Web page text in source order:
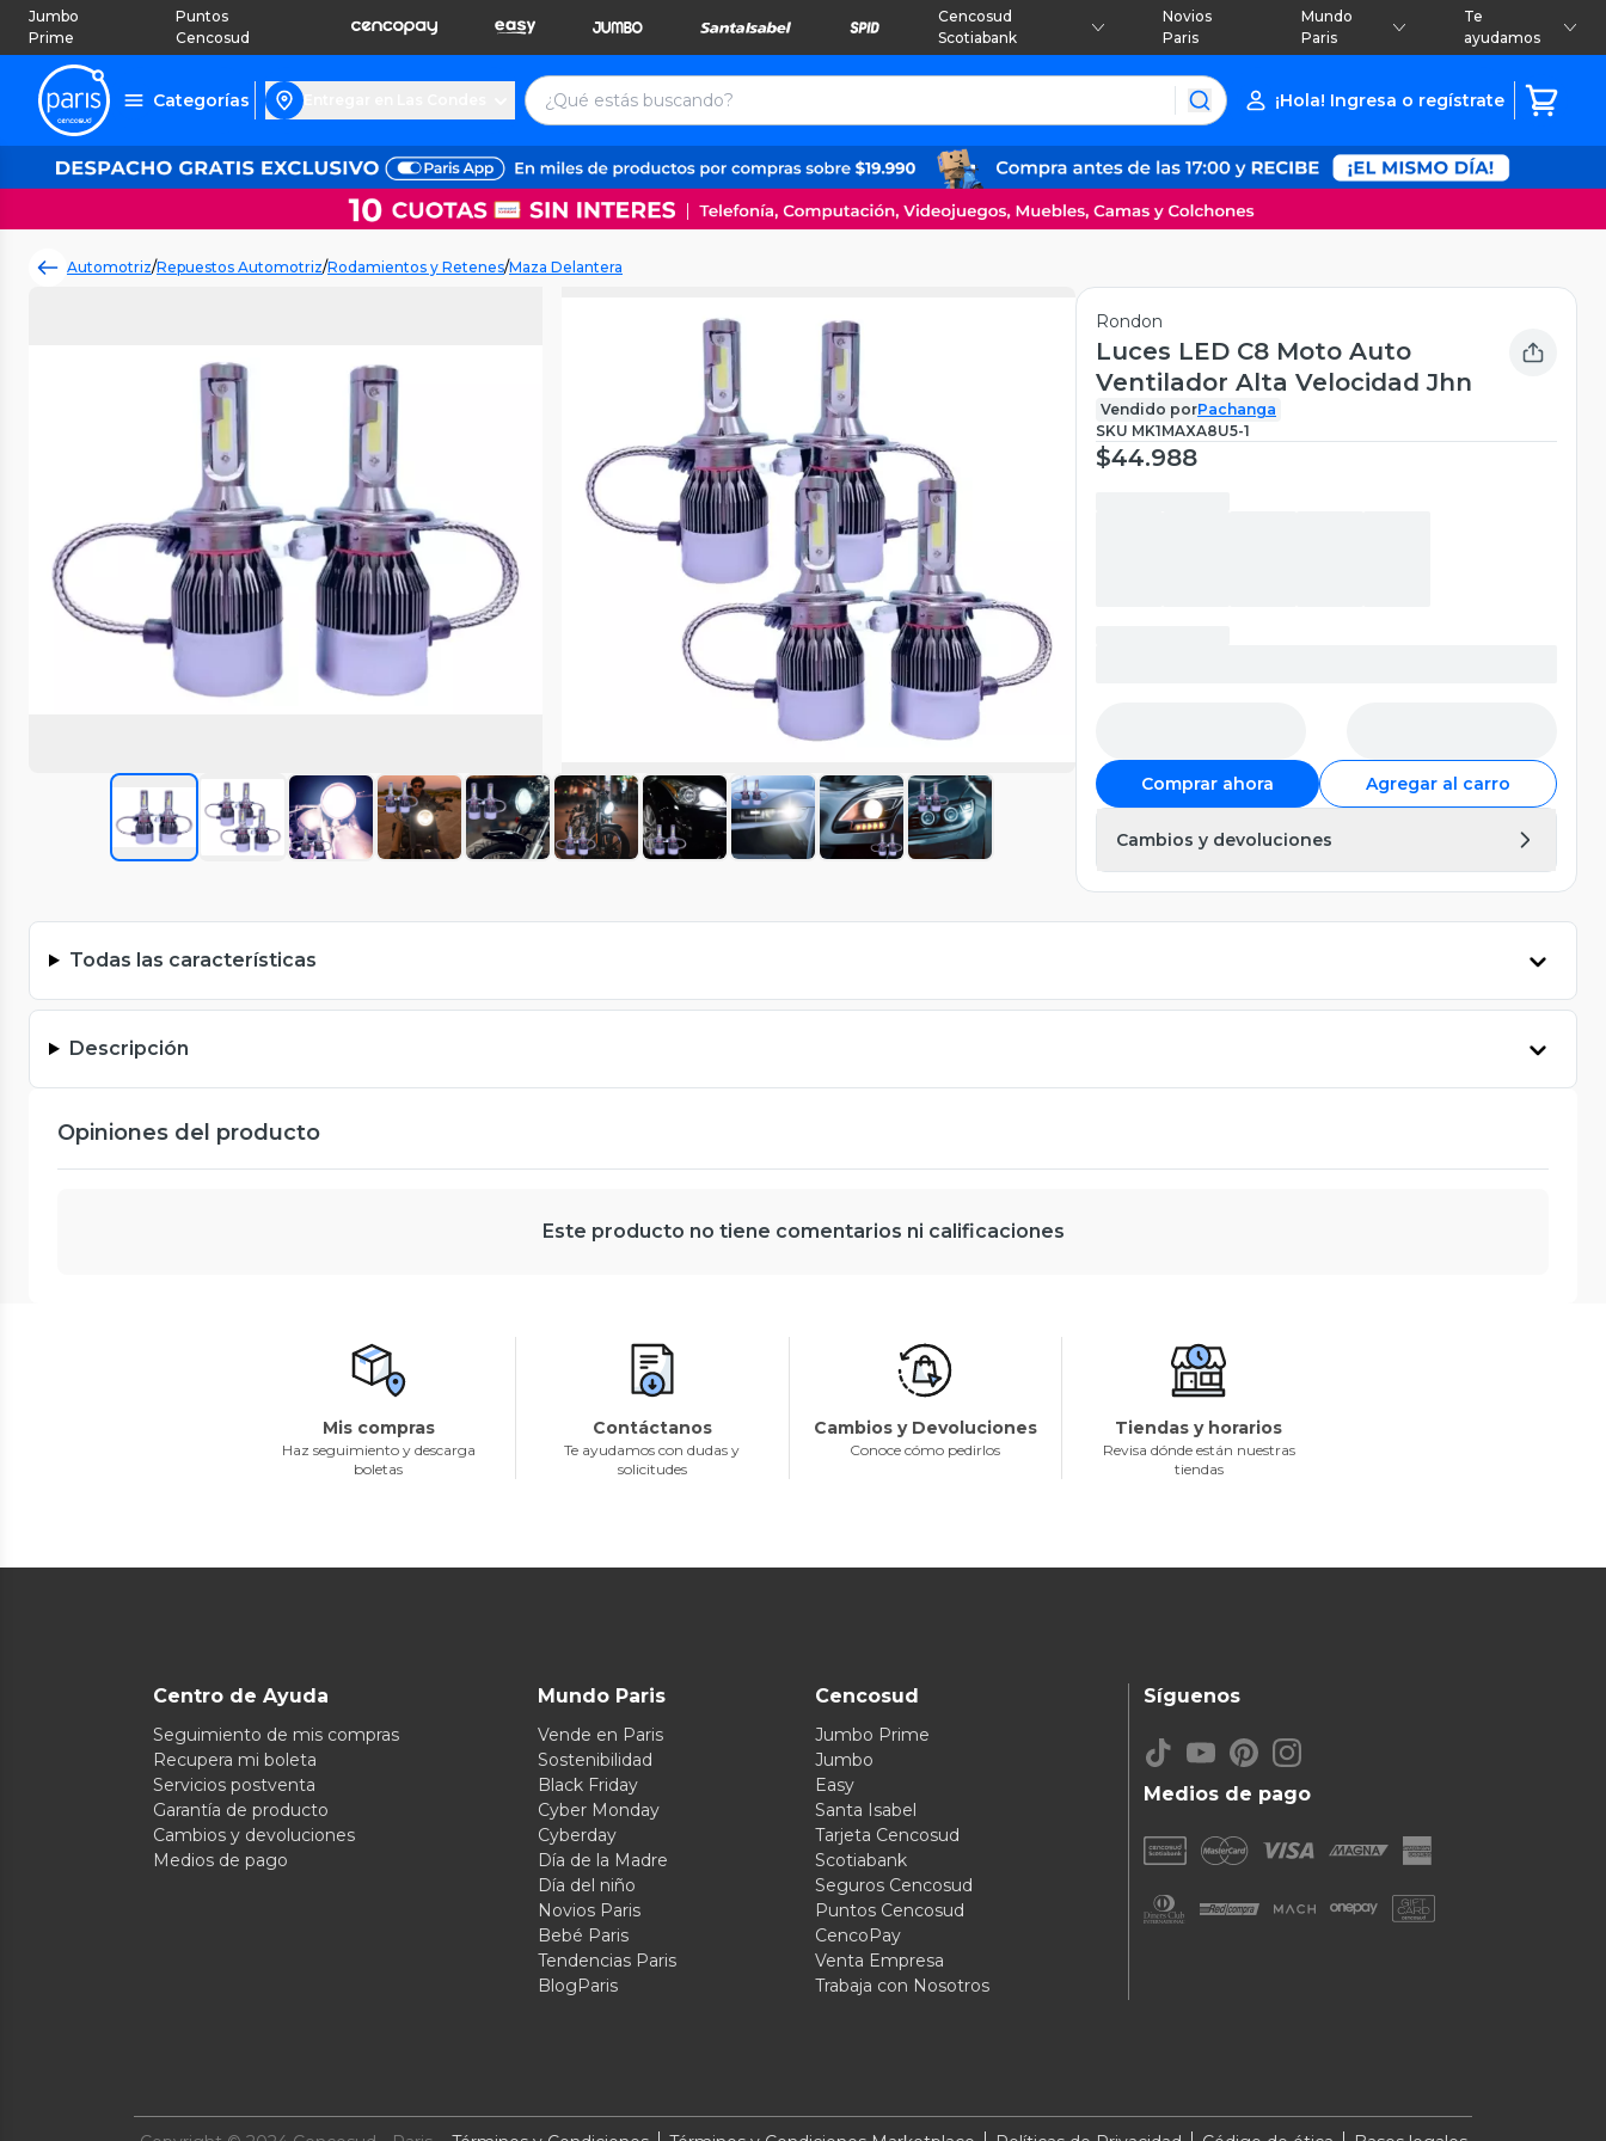
Jumbo
Prime
Puntos
Cencosud
Cencosud
Scotiabank
Novios
Paris
Mundo
Paris
Te
ayudamos
Categorías ¡Hola! Ingresa o regístrate
Automotriz/Repuestos Automotriz/Rodamientos y Retenes/Maza Delantera
Rondon
Luces LED C8 Moto Auto
Ventilador Alta Velocidad Jhn
Vendido porPachanga
SKU MK1MAXA8U5-1
$44.988
Comprar ahora Agregar al carro
Cambios y devoluciones
Todas las características
Descripción
Opiniones del producto
Este producto no tiene comentarios ni calificaciones
Mis compras
Haz seguimiento y descarga
boletas
Contáctanos
Te ayudamos con dudas y
solicitudes
Cambios y Devoluciones
Conoce cómo pedirlos
Tiendas y horarios
Revisa dónde están nuestras
tiendas
Centro de Ayuda
Seguimiento de mis compras
Recupera mi boleta
Servicios postventa
Garantía de producto
Cambios y devoluciones
Medios de pago
Mundo Paris
Vende en Paris
Sostenibilidad
Black Friday
Cyber Monday
Cyberday
Día de la Madre
Día del niño
Novios Paris
Bebé Paris
Tendencias Paris
BlogParis
Cencosud
Jumbo Prime
Jumbo
Easy
Santa Isabel
Tarjeta Cencosud
Scotiabank
Seguros Cencosud
Puntos Cencosud
CencoPay
Venta Empresa
Trabaja con Nosotros
Medios de pago
Síguenos